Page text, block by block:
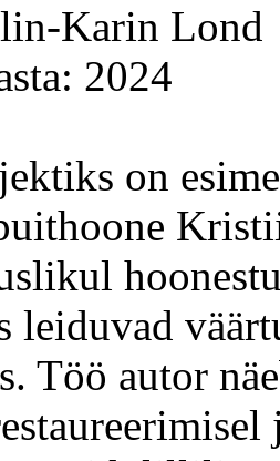
Karin Lond
2024
on
leiduvad
Töö autor